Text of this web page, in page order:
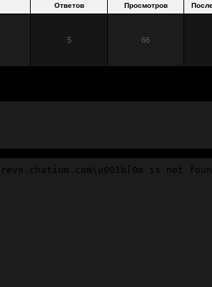
Ответов Просмотров
5
66